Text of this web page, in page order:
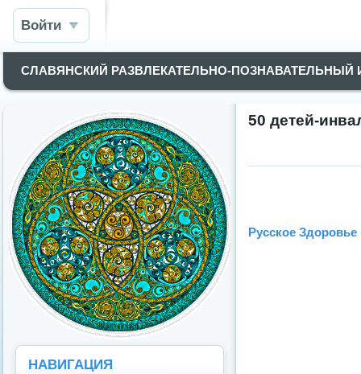
Войти
СЛАВЯНСКИЙ РАЗВЛЕКАТЕЛЬНО-
50 детей-
Русское Здоровье
НАВИГАЦИЯ